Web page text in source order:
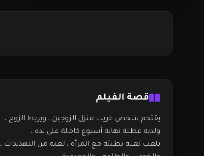
قصة الفيلم
يقتحم شخص غريب منزل الزوجين ، ويربط الزوج ،
ولديه عطلة نهاية أسبوع كاملة على يده ،
يلعب لعبة بطيئة مع المرأة ، لعبة من التهديدات ،